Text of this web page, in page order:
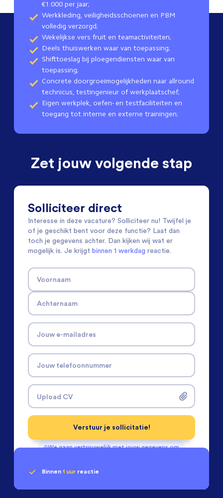
€1.000 per jaar;
Werkkleding, veiligheidsschoenen en PBM
volledig verzorgd;
Wekelijkse vers fruit en teamactiviteiten;
Deels thuiswerken waar van toepassing;
Shifttoeslag bij ploegendiensten waar van
toepassing;
Concrete doorgroeimogelijkheden naar allround
technicus, testingenieur of werkplaatschef;
Eigen werkplek, oefen- en testfaciliteiten en
toegang tot interne en externe trainingen;
Zet jouw volgende stap
Solliciteer direct
Interesse in deze vacature? Solliciteer nu! Twijfel je
of je geschikt bent voor deze functie? Laat dan
toch je gegevens achter. Dan kijken wij wat er
mogelijk is. Je krijgt binnen 1 werkdag reactie.
Voornaam
Achternaam
Jouw e-mailadres
Jouw telefoonnummer
Upload CV
We gaan vertrouwelijk met jouw gegevens om
Verstuur je sollicitatie!
Binnen 1 uur reactie